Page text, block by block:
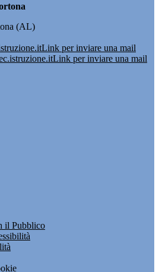
(AL)
Link per inviare una mail
Link per inviare una mail
il Pubblico